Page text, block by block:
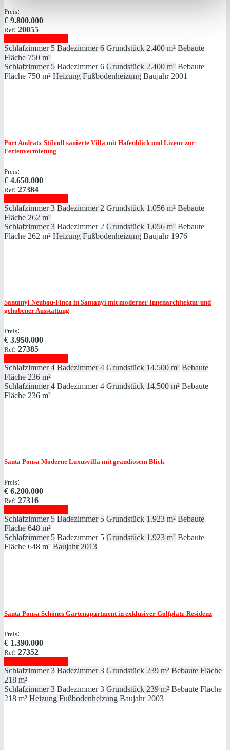
Preis:
€ 9.800.000
Ref: 20055
Schlafzimmer 5 Badezimmer 6 Grundstück 2.400 m² Bebaute
Fläche 750 m²
Schlafzimmer 5 Badezimmer 6 Grundstück 2.400 m² Bebaute
Fläche 750 m² Heizung Fußbodenheizung Baujahr 2001
Port Andratx Stilvoll sanierte Villa mit Hafenblick und Lizenz zur
Ferienvermietung
Preis:
€ 4.650.000
Ref: 27384
Schlafzimmer 3 Badezimmer 2 Grundstück 1.056 m² Bebaute
Fläche 262 m²
Schlafzimmer 3 Badezimmer 2 Grundstück 1.056 m² Bebaute
Fläche 262 m² Heizung Fußbodenheizung Baujahr 1976
Santanyi Neubau-Finca in Santanyí mit moderner Innenarchitektur und
gehobener Ausstattung
Preis:
€ 3.950.000
Ref: 27385
Schlafzimmer 4 Badezimmer 4 Grundstück 14.500 m² Bebaute
Fläche 236 m²
Schlafzimmer 4 Badezimmer 4 Grundstück 14.500 m² Bebaute
Fläche 236 m²
Santa Ponsa Moderne Luxusvilla mit grandiosem Blick
Preis:
€ 6.200.000
Ref: 27316
Schlafzimmer 5 Badezimmer 5 Grundstück 1.923 m² Bebaute
Fläche 648 m²
Schlafzimmer 5 Badezimmer 5 Grundstück 1.923 m² Bebaute
Fläche 648 m² Baujahr 2013
Santa Ponsa Schönes Gartenapartment in exklusiver Golfplatz-Residenz
Preis:
€ 1.390.000
Ref: 27352
Schlafzimmer 3 Badezimmer 3 Grundstück 239 m² Bebaute Fläche
218 m²
Schlafzimmer 3 Badezimmer 3 Grundstück 239 m² Bebaute Fläche
218 m² Heizung Fußbodenheizung Baujahr 2003